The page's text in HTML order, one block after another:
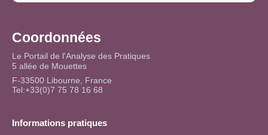
Coordonnées
Le Portail de l'Analyse des Pratiques
5 allée de Mouettes
F-33500 Libourne, France
Tel:+33(0)7 75 78 16 68
Informations pratiques